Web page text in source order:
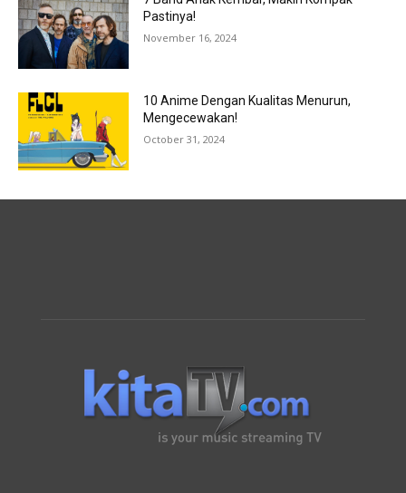
Pastinya!
November 16, 2024
10 Anime Dengan Kualitas Menurun,
Mengecewakan!
October 31, 2024